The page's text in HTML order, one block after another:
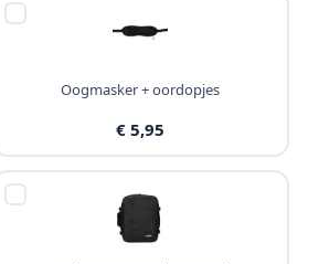
Oogmasker + oordopjes
€ 5,95